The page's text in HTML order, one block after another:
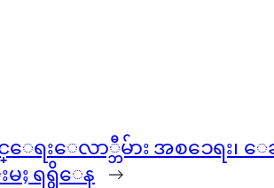
ရးေလာ္ဘီမ်ား အစၥေရး၊
ရရွိေန →